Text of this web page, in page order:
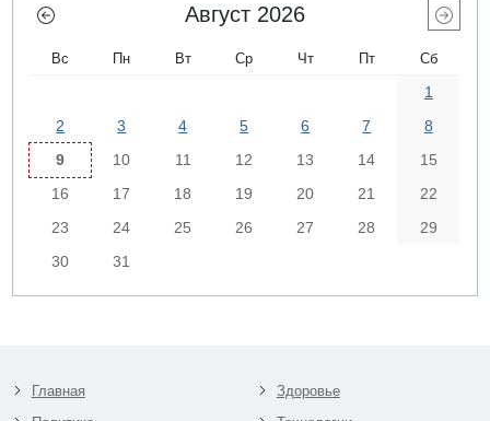
Август 2026
Вс Пн Вт Ср Чт Пт Сб
1
2
3 4 5 6 7
8
9
10 11 12 13 14
15
16
17 18 19 20 21
22
23
24 25 26 27 28
29
30
31
Главная
Здоровье